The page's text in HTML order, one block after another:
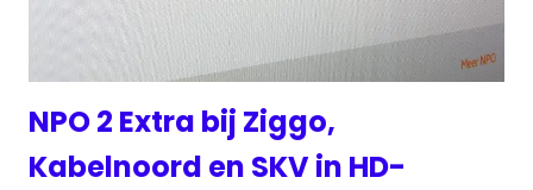
NPO 2 Extra bij Ziggo,
Kabelnoord en SKV in HD-